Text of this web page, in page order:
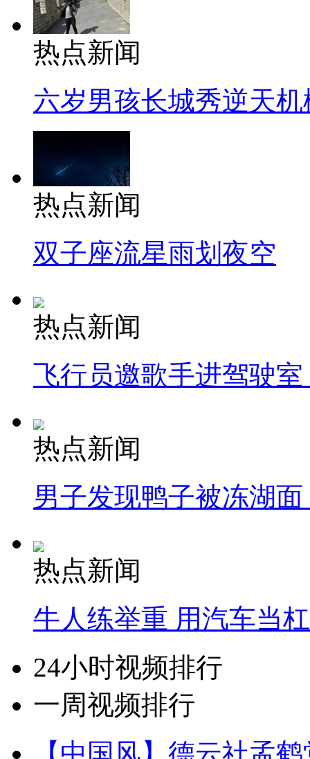
热点新闻
六岁男孩长城秀逆天机
热点新闻
双子座流星雨划夜空
热点新闻
飞行员邀歌手进驾驶
热点新闻
男子发现鸭子被冻湖
热点新闻
牛人练举重 用汽车当
24小时视频排行
一周视频排行
【中国风】德云社孟